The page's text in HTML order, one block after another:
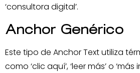
‘consultora digital’.
Anchor Genérico
Este tipo de Anchor Text utiliza
como ‘clic aquí’, ‘leer más’ o